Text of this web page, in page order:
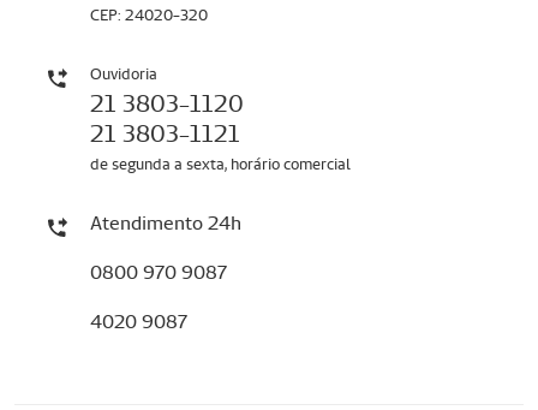
CEP: 24020-320
Ouvidoria
21 3803-1120
21 3803-1121
de segunda a sexta, horário comercial
Atendimento 24h
0800 970 9087
4020 9087